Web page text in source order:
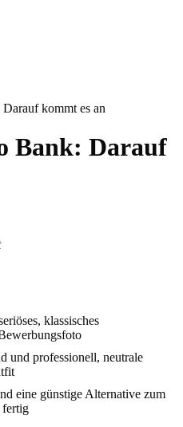
kommt es an
Bank: Darauf
klassisches
und professionell, neutrale
eine günstige Alternative zum
fertig